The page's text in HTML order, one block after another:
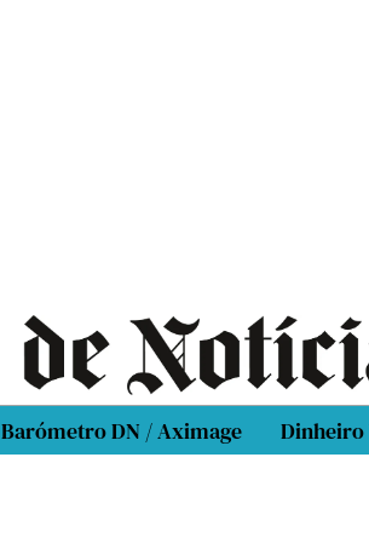
Barómetro DN / Aximage Dinheiro